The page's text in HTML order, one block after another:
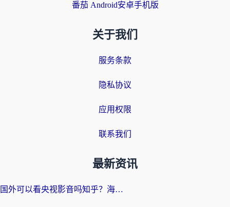
番茄 Android安卓手机版
关于我们
服务条款
隐私协议
应用权限
联系我们
最新资讯
国外可以看央视影音吗知乎？海外党亲测有效的回国加速方案